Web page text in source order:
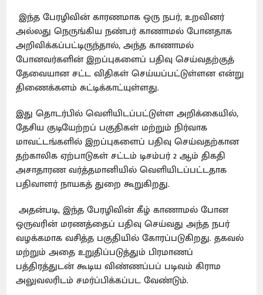
இந்த பேரழிவின் காரணமாக ஒரு நபர், உறவினர்
அல்லது நெருங்கிய நண்பர் காணாமல் போனதாக
அறிவிக்கப்பட்டிருந்தால், அந்த காணாமல்
போனவர்களின் இறப்புகளைப் பதிவு செய்வதற்குத்
தேவையான சட்ட விதிகள் செய்யப்பட்டுள்ளன என்று
திணைக்களம் சுட்டிக்காட்யுள்ளது.
இது தொடர்பில் வெளியிடப்பட்டுள்ள அறிக்கையில்,
தேசிய குடியேற்றப் பகுதிகள் மற்றும் நிர்வாக
மாவட்டங்களில் இறப்புகளைப் பதிவு செய்வதற்கான
தற்காலிக ஏற்பாடுகள் சட்டம் டிசம்பர் 2 ஆம் திகதி
அசாதாரண வர்த்தமானியில் வெளியிடப்பட்டதாக
பதிவாளர் நாயகத் துறை கூறுகிறது.
அதன்படி, இந்த பேரழிவின் கீழ் காணாமல் போன
ஒருவரின் மரணத்தைப் பதிவு செய்வது அந்த நபர்
வழக்கமாக வசித்த பகுதியில் கோரப்படுகிறது. தகவல்
மற்றும் அதை உறுதிப்படுத்தும் பிரமாணப்
பத்திரத்துடன் கூடிய விண்ணப்பப் படிவம் கிராம
அலுவலரிடம் சமர்ப்பிக்கப்பட வேண்டும்.